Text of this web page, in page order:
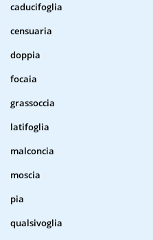
caducifoglia
censuaria
doppia
focaia
grassoccia
latifoglia
malconcia
moscia
pia
qualsivoglia